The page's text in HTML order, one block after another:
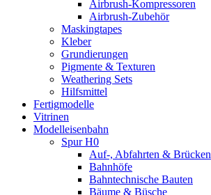
Airbrush-Kompressoren
Airbrush-Zubehör
Maskingtapes
Kleber
Grundierungen
Pigmente & Texturen
Weathering Sets
Hilfsmittel
Fertigmodelle
Vitrinen
Modelleisenbahn
Spur H0
Auf-, Abfahrten & Brücken
Bahnhöfe
Bahntechnische Bauten
Bäume & Büsche